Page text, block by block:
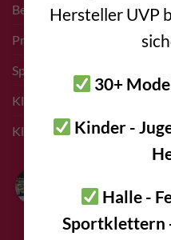
Hersteller UVP
30+
Kinder -
Halle -
Sportklettern
Bergführer Pro Deal
Pro Deal Höhlenkunde
Sponsoring Events
Kletterführer Inserate
Klettern Innsbruck
Basierend auf 94
Bewertungen